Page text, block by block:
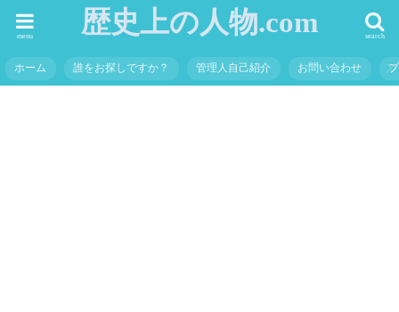
歴史上の人物.com search
menu
ホーム 誰をお探しですか？ 管理人自己紹介 お問い合わせ